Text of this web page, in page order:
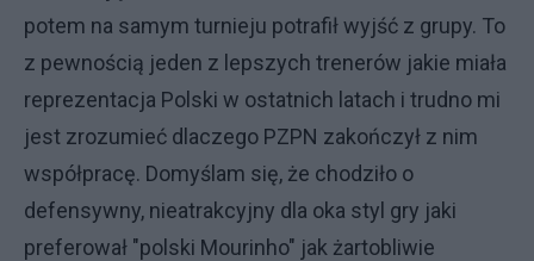
potem na samym turnieju potrafił wyjść z grupy. To
z pewnością jeden z lepszych trenerów jakie miała
reprezentacja Polski w ostatnich latach i trudno mi
jest zrozumieć dlaczego PZPN zakończył z nim
współpracę. Domyślam się, że chodziło o
defensywny, nieatrakcyjny dla oka styl gry jaki
preferował "polski Mourinho" jak żartobliwie